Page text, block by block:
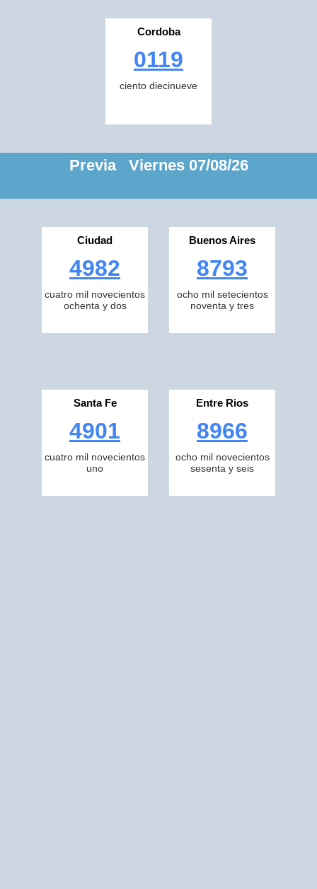
Cordoba
0119
ciento diecinueve
Previa Viernes 07/08/26
Ciudad
4982
cuatro mil novecientos
ochenta y dos
Buenos Aires
8793
ocho mil setecientos
noventa y tres
Santa Fe
4901
cuatro mil novecientos
uno
Entre Rios
8966
ocho mil novecientos
sesenta y seis